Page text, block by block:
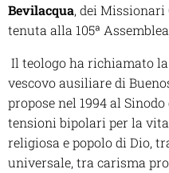
Bevilacqua, dei
tenuta alla 105ª
Il teologo ha richiamato
vescovo ausiliare di
propose nel 1994 al
tensioni bipolari per la
religiosa e popolo di Dio,
universale, tra carisma